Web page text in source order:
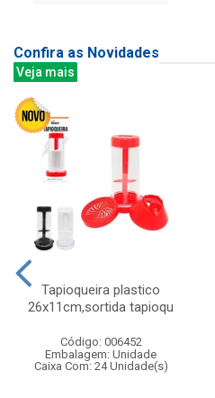
Confira as Novidades
Veja mais
Tapioqueira plastico
26x11cm,sortida tapioqu
Código: 006452
Embalagem: Unidade
Caixa Com: 24 Unidade(s)